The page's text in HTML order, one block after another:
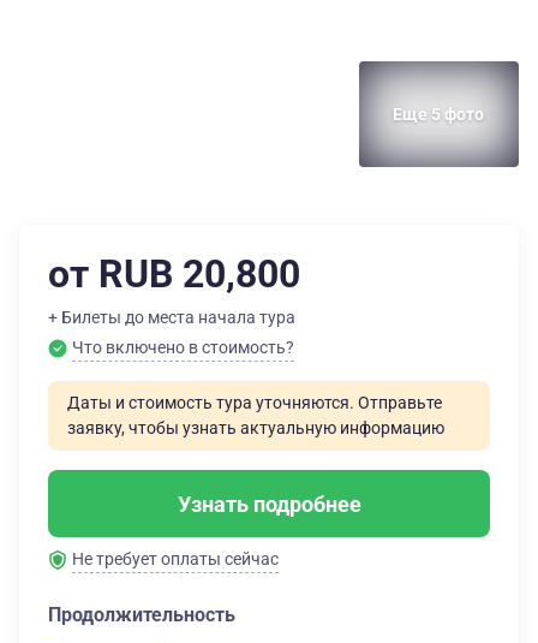
Еще 5 фото
от RUB 20,800
+ Билеты до места начала тура
Что включено в стоимость?
Даты и стоимость тура уточняются. Отправьте
заявку, чтобы узнать актуальную информацию
Узнать подробнее
Не требует оплаты сейчас
Продолжительность